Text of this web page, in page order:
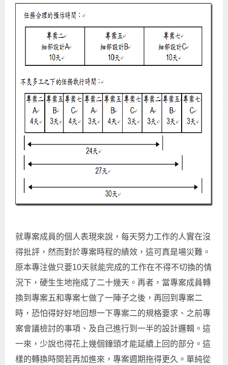
就專案成員的個人表現來說，每天努力工作的人實在沒
得批評，然而對於專案時程的績效，這可真是場災難。
原本專注做只要10天就能完成的工作在不得不切換的情
況下，硬生生地拖成了二十幾天。再者，當專案成員轉
換到專案五和專案七做了一陣子之後，再回到專案二
時，恐怕得好好地回想一下專案二的規格要求、之前專
案會議檢討的事項、及自己進行到一半的設計邏輯。這
一來，少說也得花上幾個鐘頭才能延續上回的部分。這
樣的轉換時間若再加進來，專案週期拖得更久。單純從